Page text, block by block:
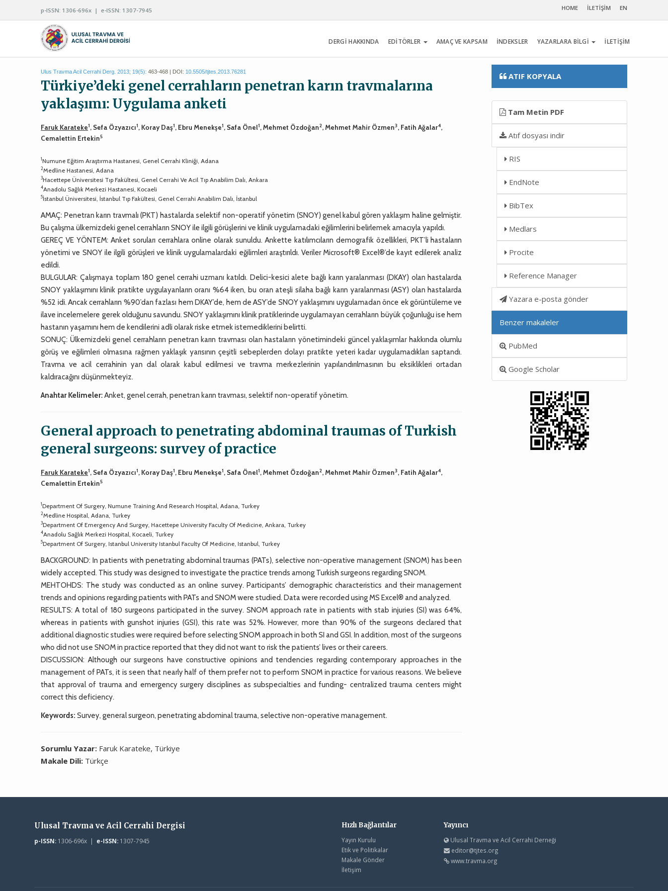
p-ISSN: 1306-696x | e-ISSN: 1307-7945 HOME İLETİŞİM EN
DERGİ HAKKINDA EDİTÖRLER AMAÇ VE KAPSAM İNDEKSLER YAZARLARA BİLGİ İLETİŞİM
Ulus Travma Acil Cerrahi Derg. 2013; 19(5): 463-468 | DOI: 10.5505/tjtes.2013.76281
Türkiye’deki genel cerrahların penetran karın travmalarına
yaklaşımı: Uygulama anketi
Faruk Karateke1, Sefa Özyazıcı1, Koray Daş1, Ebru Menekşe1, Safa Önel1, Mehmet Özdoğan2, Mehmet Mahir Özmen3, Fatih Ağalar4,
Cemalettin Ertekin5
1Numune Eğitim Araştırma Hastanesi, Genel Cerrahi Kliniği, Adana
2Medline Hastanesi, Adana
3Hacettepe Üniversitesi Tıp Fakültesi, Genel Cerrahi Ve Acil Tıp Anabilim Dalı, Ankara
4Anadolu Sağlık Merkezi Hastanesi, Kocaeli
5İstanbul Üniversitesi, İstanbul Tıp Fakültesi, Genel Cerrahi Anabilim Dalı, İstanbul
AMAÇ: Penetran karın travmalı (PKT) hastalarda selektif non-operatif yönetim (SNOY) genel kabul gören yaklaşım haline gelmiştir.
Bu çalışma ülkemizdeki genel cerrahların SNOY ile ilgili görüşlerini ve klinik uygulamadaki eğilimlerini belirlemek amacıyla yapıldı.
GEREÇ VE YÖNTEM: Anket soruları cerrahlara online olarak sunuldu. Ankette katılımcıların demografik özellikleri, PKT’li hastaların
yönetimi ve SNOY ile ilgili görüşleri ve klinik uygulamalardaki eğilimleri araştırıldı. Veriler Microsoft® Excel®’de kayıt edilerek analiz
edildi.
BULGULAR: Çalışmaya toplam 180 genel cerrahi uzmanı katıldı. Delici-kesici alete bağlı karın yaralanması (DKAY) olan hastalarda
SNOY yaklaşımını klinik pratikte uygulayanların oranı %64 iken, bu oran ateşli silaha bağlı karın yaralanması (ASY) olan hastalarda
%52 idi. Ancak cerrahların %90’dan fazlası hem DKAY’de, hem de ASY’de SNOY yaklaşımını uygulamadan önce ek görüntüleme ve
ilave incelemelere gerek olduğunu savundu. SNOY yaklaşımını klinik pratiklerinde uygulamayan cerrahların büyük çoğunluğu ise hem
hastanın yaşamını hem de kendilerini adli olarak riske etmek istemediklerini belirtti.
SONUÇ: Ülkemizdeki genel cerrahların penetran karın travması olan hastaların yönetimindeki güncel yaklaşımlar hakkında olumlu
görüş ve eğilimleri olmasına rağmen yaklaşık yarısının çeşitli sebeplerden dolayı pratikte yeteri kadar uygulamadıkları saptandı.
Travma ve acil cerrahinin yan dal olarak kabul edilmesi ve travma merkezlerinin yapılandırılmasının bu eksiklikleri ortadan
kaldıracağını düşünmekteyiz.
Anahtar Kelimeler: Anket, genel cerrah, penetran karın travması, selektif non-operatif yönetim.
General approach to penetrating abdominal traumas of Turkish
general surgeons: survey of practice
Faruk Karateke1, Sefa Özyazıcı1, Koray Daş1, Ebru Menekşe1, Safa Önel1, Mehmet Özdoğan2, Mehmet Mahir Özmen3, Fatih Ağalar4,
Cemalettin Ertekin5
1Department Of Surgery, Numune Training And Research Hospital, Adana, Turkey
2Medline Hospital, Adana, Turkey
3Department Of Emergency And Surgey, Hacettepe University Faculty Of Medicine, Ankara, Turkey
4Anadolu Sağlık Merkezi Hospital, Kocaeli, Turkey
5Department Of Surgery, Istanbul University Istanbul Faculty Of Medicine, Istanbul, Turkey
BACKGROUND: In patients with penetrating abdominal traumas (PATs), selective non-operative management (SNOM) has been
widely accepted. This study was designed to investigate the practice trends among Turkish surgeons regarding SNOM.
MEHTOHDS: The study was conducted as an online survey. Participants’ demographic characteristics and their management
trends and opinions regarding patients with PATs and SNOM were studied. Data were recorded using MS Excel® and analyzed.
RESULTS: A total of 180 surgeons participated in the survey. SNOM approach rate in patients with stab injuries (SI) was 64%,
whereas in patients with gunshot injuries (GSI), this rate was 52%. However, more than 90% of the surgeons declared that
additional diagnostic studies were required before selecting SNOM approach in both SI and GSI. In addition, most of the surgeons
who did not use SNOM in practice reported that they did not want to risk the patients’ lives or their careers.
DISCUSSION: Although our surgeons have constructive opinions and tendencies regarding contemporary approaches in the
management of PATs, it is seen that nearly half of them prefer not to perform SNOM in practice for various reasons. We believe
that approval of trauma and emergency surgery disciplines as subspecialties and funding- centralized trauma centers might
correct this deficiency.
Keywords: Survey, general surgeon, penetrating abdominal trauma, selective non-operative management.
Sorumlu Yazar: Faruk Karateke, Türkiye
Makale Dili: Türkçe
ATIF KOPYALA
Tam Metin PDF
Atıf dosyası indir
RIS
EndNote
BibTex
Medlars
Procite
Reference Manager
Yazara e-posta gönder
Benzer makaleler
PubMed
Google Scholar
Ulusal Travma ve Acil Cerrahi Dergisi
p-ISSN:1306-696x | e-ISSN:1307-7945
Hızlı Bağlantılar
Yayın Kurulu
Etik ve Politikalar
Makale Gönder
İletişim
Yayıncı
Ulusal Travma ve Acil Cerrahi Derneği
editor@tjtes.org
www.travma.org